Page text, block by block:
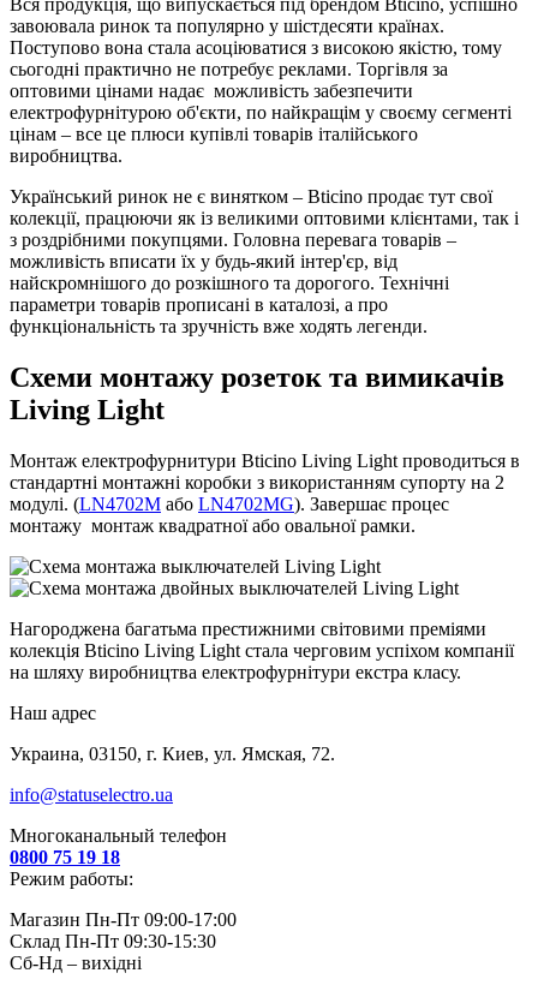
завоювала ринок та популярно у шістдесяти країнах.
Поступово вона стала асоціюватися з високою якістю, тому
сьогодні практично не потребує реклами. Торгівля за
оптовими цінами надає можливість забезпечити
електрофурнітурою об'єкти, по найкращім у своєму сегменті
цінам – все це плюси купівлі товарів італійського
виробництва.
Український ринок не є винятком – Bticino продає тут свої
колекції, працюючи як із великими оптовими клієнтами, так і
з роздрібними покупцями. Головна перевага товарів –
можливість вписати їх у будь-який інтер'єр, від
найскромнішого до розкішного та дорогого. Технічні
параметри товарів прописані в каталозі, а про
функціональність та зручність вже ходять легенди.
Схеми монтажу розеток та вимикачів
Living Light
Монтаж електрофурнитури Bticino Living Light проводиться в
стандартні монтажні коробки з використанням супорту на 2
модулі. (LN4702M або LN4702MG). Завершає процес
монтажу монтаж квадратної або овальної рамки.
Нагороджена багатьма престижними світовими преміями
колекція Bticino Living Light стала черговим успіхом компанії
на шляху виробництва електрофурнітури екстра класу.
Наш адрес
Украина, 03150, г. Киев, ул. Ямская, 72.
info@statuselectro.ua
Многоканальный телефон
0800 75 19 18
Режим работы:
Магазин Пн-Пт 09:00-17:00
Склад Пн-Пт 09:30-15:30
Сб-Нд – вихідні